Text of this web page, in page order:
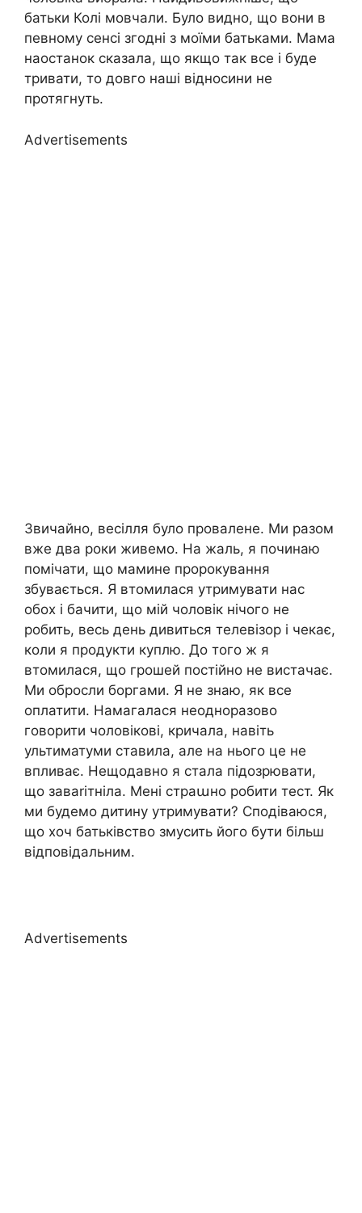
батьки Колі мовчали. Було видно, що вони в
певному сенсі згодні з моїми батьками. Мама
наостанок сказала, що якщо так все і буде
тривати, то довго наші відносини не
протягнуть.
Advertisements
Звичайно, весілля було провалене. Ми разом
вже два роки живемо. На жаль, я починаю
помічати, що мамине пророкування
збувається. Я втомилася утримувати нас
обох і бачити, що мій чоловік нічого не
робить, весь день дивиться телевізор і чекає,
коли я продукти куплю. До того ж я
втомилася, що грошей постійно не вистачає.
Ми обросли боргами. Я не знаю, як все
оплатити. Намагалася неодноразово
говорити чоловікові, кричала, навіть
ультиматуми ставила, але на нього це не
впливає. Нещодавно я стала підозрювати,
що заваrітніла. Мені страաно робити тест. Як
ми будемо дитину утримувати? Сподіваюся,
що хоч батьківство змусить його бути більш
відповідальним.
Advertisements